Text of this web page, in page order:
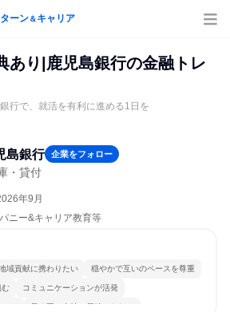
ーン＆キャリア
あり|鹿児島銀行の金融トレ
行で、就活を有利に進める1日を
島銀行 企業をフォロー
・貸付
年9月
ニー&キャリア教育等
域貢献に携わりたい 穏やかで互いのペースを尊重
む コミュニケーションが活発
る 長く同じ会社に居続けられる